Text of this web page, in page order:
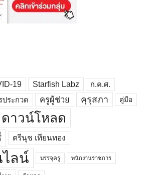
19 Starfish Labz ก.ค.ศ.
ประกวด ครูผู้ช่วย คุรุสภา คู่มือ
ดาวน์โหลด
ตรีนุช เทียนทอง
ลน์ บรรจุครู พนักงานราชการ